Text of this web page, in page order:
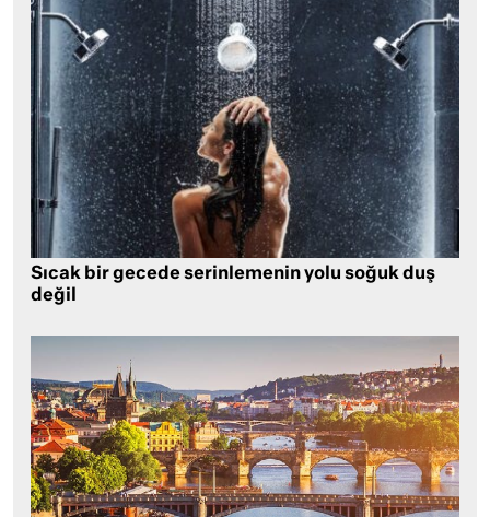
Sıcak bir gecede serinlemenin yolu soğuk duş
değil